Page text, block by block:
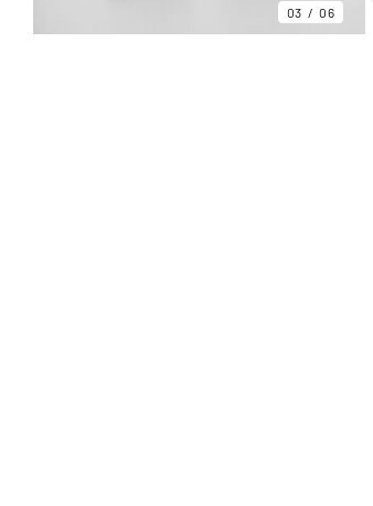
03 06